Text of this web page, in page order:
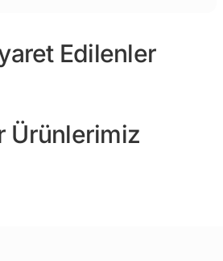
Edilenler
Ürünlerimiz